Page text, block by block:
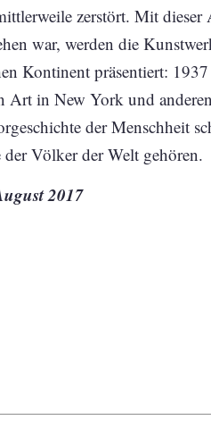
zerstört. Mit dieser
war, werden die
Kontinent präsentiert:
in New York und
der Menschheit
Völker der Welt gehören.
2017